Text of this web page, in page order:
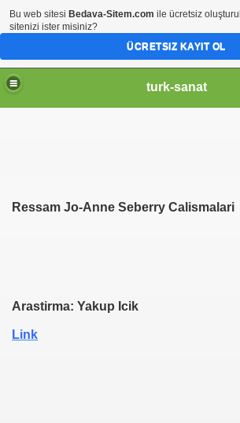
turk-sanat
Ressam Jo-Anne Seberry Calismalari
Arastirma: Yakup Icik
Link
Bu web sitesi Bedava-Sitem.com ile ücretsiz
sitenizi ister misiniz?
ÜCRETSIZ KAYIT OL